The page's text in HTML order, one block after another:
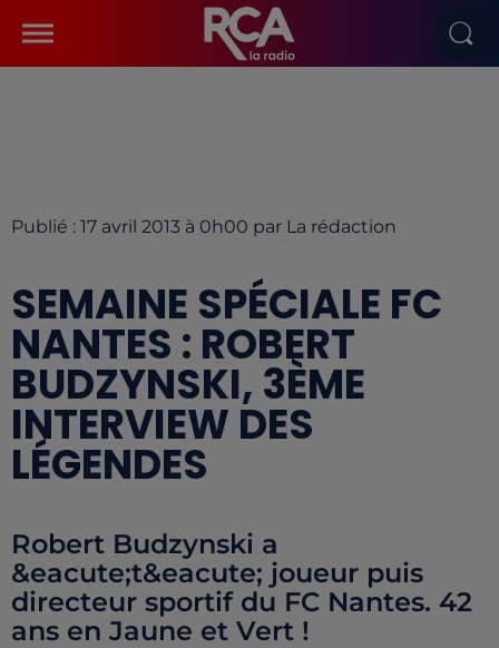
Publié : 17 avril 2013 à 0h00 par La rédaction
SEMAINE SPÉCIALE FC
NANTES : ROBERT
BUDZYNSKI, 3ÈME
INTERVIEW DES
LÉGENDES
Robert Budzynski a
&eacute;t&eacute; joueur puis
directeur sportif du FC Nantes. 42
ans en Jaune et Vert !